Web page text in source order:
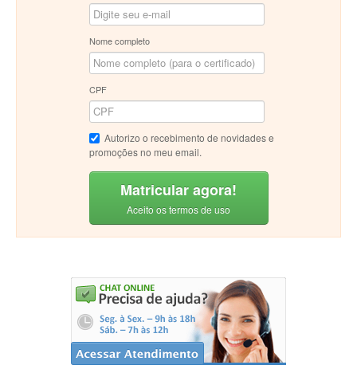
Nome completo
CPF
Autorizo o recebimento de novidades e
promoções no meu email.
Matricular agora!
Aceito os termos de uso